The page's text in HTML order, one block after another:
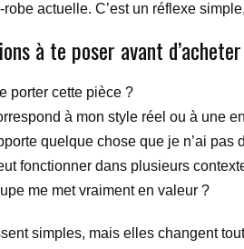
actuelle. C’est un réflexe
à te poser avant d’acheter
porter cette pièce ?
à mon style réel ou à une
quelque chose que je n’ai pas
fonctionner dans plusieurs
me met vraiment en valeur ?
simples, mais elles changent